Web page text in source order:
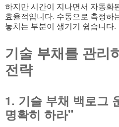
하지만 시간이 지나면서 자동화
효율적입니다. 수동으로 측정하
놓치는 부분이 생기기 쉽습니다.
기술 부채를 관리
전략
1. 기술 부채 백로그
명확히 하라"